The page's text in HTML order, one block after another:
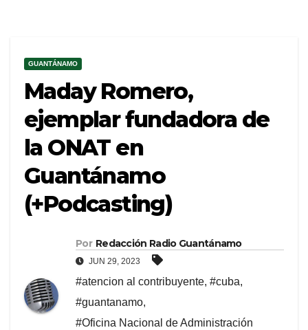
GUANTÁNAMO
Maday Romero,
ejemplar fundadora de
la ONAT en
Guantánamo
(+Podcasting)
Por Redacción Radio Guantánamo
JUN 29, 2023
#atencion al contribuyente, #cuba,
#guantanamo,
#Oficina Nacional de Administración